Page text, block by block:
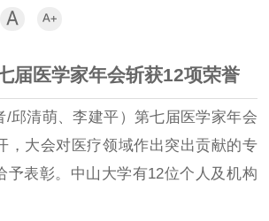
 
届医学家年会斩获12项荣誉
/邱清萌、李建平）第七届医学家年会
，大会对医疗领域作出突出贡献的专
予表彰。中山大学有12位个人及机构